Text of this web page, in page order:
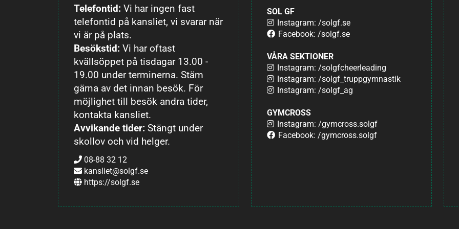
Telefontid: Vi har ingen fast
telefontid på kansliet, vi svarar när
vi är på plats.
Besökstid: Vi har oftast
kvällsöppet på tisdagar 13.00 -
19.00 under terminerna. Stäm
gärna av det innan besök. För
möjlighet till besök andra tider,
kontakta kansliet.
Avvikande tider: Stängt under
skollov och vid helger.
08-88 32 12
kansliet@solgf.se
https://solgf.se
SOL GF
Instagram: /solgf.se
Facebook: /solgf.se
VÅRA SEKTIONER
Instagram: /solgfcheerleading
Instagram: /solgf_truppgymnastik
Instagram: /solgf_ag
GYMCROSS
Instagram: /gymcross.solgf
Facebook: /gymcross.solgf